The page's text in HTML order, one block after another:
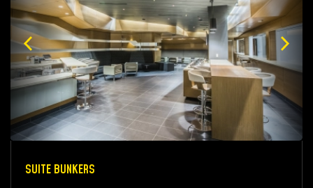
SUITE BUNKERS